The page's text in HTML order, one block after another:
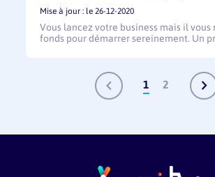
Mise à jour : le 26-12-2020
Vous lancez votre business mais il vous
fonds pour démarrer sereinement. Un
1 2